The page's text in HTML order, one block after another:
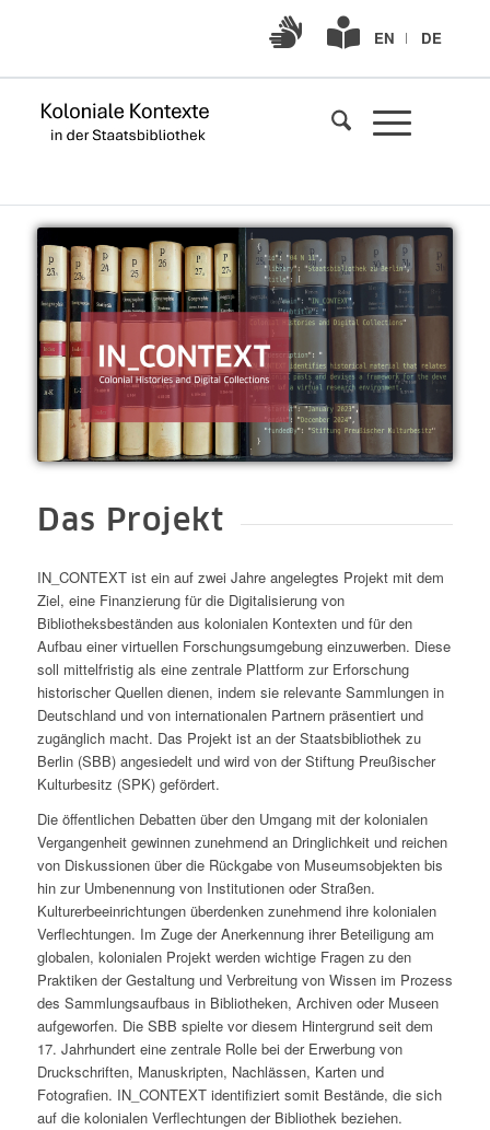
Gebärdensprache
Leichte
Sprache EN DE
Das Projekt
IN_CONTEXT ist ein auf zwei Jahre angelegtes Projekt mit dem
Ziel, eine Finanzierung für die Digitalisierung von
Bibliotheksbeständen aus kolonialen Kontexten und für den
Aufbau einer virtuellen Forschungsumgebung einzuwerben. Diese
soll mittelfristig als eine zentrale Plattform zur Erforschung
historischer Quellen dienen, indem sie relevante Sammlungen in
Deutschland und von internationalen Partnern präsentiert und
zugänglich macht. Das Projekt ist an der Staatsbibliothek zu
Berlin (SBB) angesiedelt und wird von der Stiftung Preußischer
Kulturbesitz (SPK) gefördert.
Die öffentlichen Debatten über den Umgang mit der kolonialen
Vergangenheit gewinnen zunehmend an Dringlichkeit und reichen
von Diskussionen über die Rückgabe von Museumsobjekten bis
hin zur Umbenennung von Institutionen oder Straßen.
Kulturerbeeinrichtungen überdenken zunehmend ihre kolonialen
Verflechtungen. Im Zuge der Anerkennung ihrer Beteiligung am
globalen, kolonialen Projekt werden wichtige Fragen zu den
Praktiken der Gestaltung und Verbreitung von Wissen im Prozess
des Sammlungsaufbaus in Bibliotheken, Archiven oder Museen
aufgeworfen. Die SBB spielte vor diesem Hintergrund seit dem
17. Jahrhundert eine zentrale Rolle bei der Erwerbung von
Druckschriften, Manuskripten, Nachlässen, Karten und
Fotografien. IN_CONTEXT identifiziert somit Bestände, die sich
auf die kolonialen Verflechtungen der Bibliothek beziehen.